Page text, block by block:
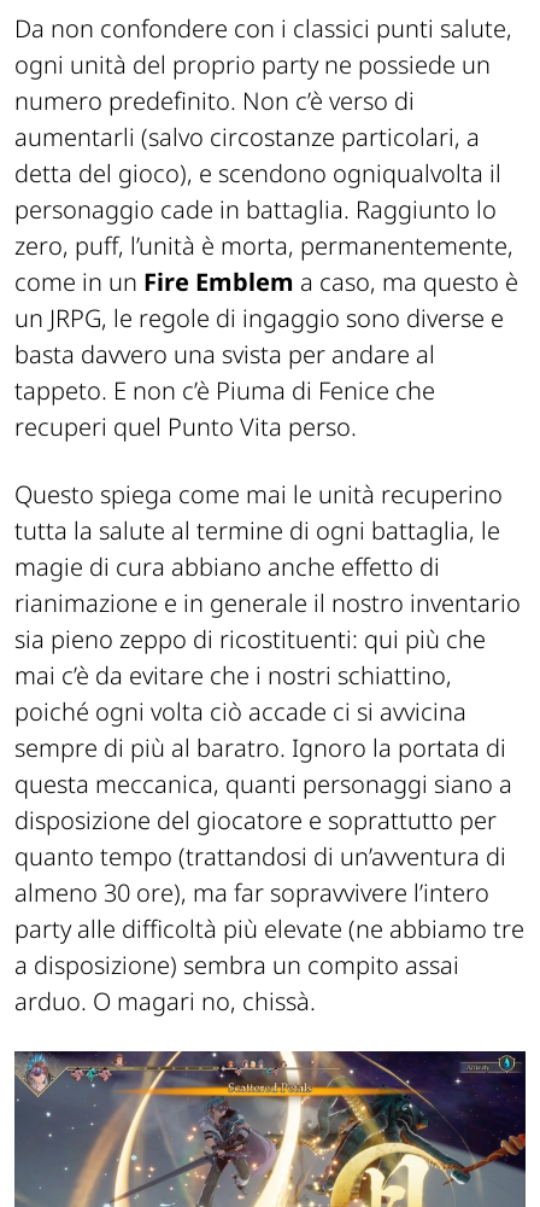
Da non confondere con i classici punti salute,
ogni unità del proprio party ne possiede un
numero predefinito. Non c’è verso di
aumentarli (salvo circostanze particolari, a
detta del gioco), e scendono ogniqualvolta il
personaggio cade in battaglia. Raggiunto lo
zero, puff, l’unità è morta, permanentemente,
come in un Fire Emblem a caso, ma questo è
un JRPG, le regole di ingaggio sono diverse e
basta davvero una svista per andare al
tappeto. E non c’è Piuma di Fenice che
recuperi quel Punto Vita perso.
Questo spiega come mai le unità recuperino
tutta la salute al termine di ogni battaglia, le
magie di cura abbiano anche effetto di
rianimazione e in generale il nostro inventario
sia pieno zeppo di ricostituenti: qui più che
mai c’è da evitare che i nostri schiattino,
poiché ogni volta ciò accade ci si avvicina
sempre di più al baratro. Ignoro la portata di
questa meccanica, quanti personaggi siano a
disposizione del giocatore e soprattutto per
quanto tempo (trattandosi di un’avventura di
almeno 30 ore), ma far sopravvivere l’intero
partyalle difficoltà più elevate (ne abbiamo tre
a disposizione) sembra un compito assai
arduo. O magari no, chissà.